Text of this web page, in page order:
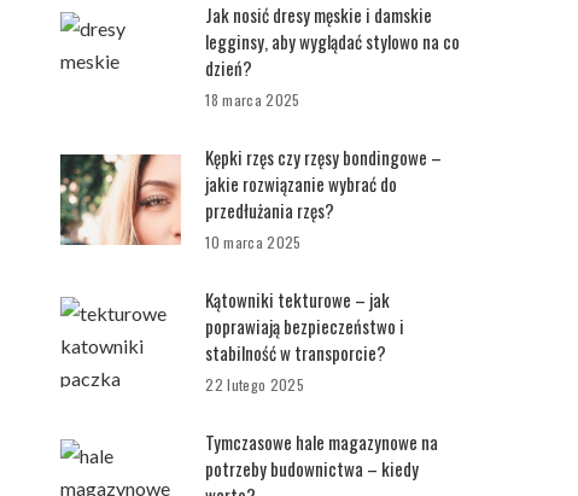
Jak nosić dresy męskie i damskie
legginsy, aby wyglądać stylowo na co
dzień?
18 marca 2025
Kępki rzęs czy rzęsy bondingowe –
jakie rozwiązanie wybrać do
przedłużania rzęs?
10 marca 2025
Kątowniki tekturowe – jak
poprawiają bezpieczeństwo i
stabilność w transporcie?
22 lutego 2025
Tymczasowe hale magazynowe na
potrzeby budownictwa – kiedy